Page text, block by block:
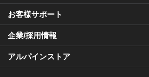
お客様サポート
企業/採用情報
アルパインストア